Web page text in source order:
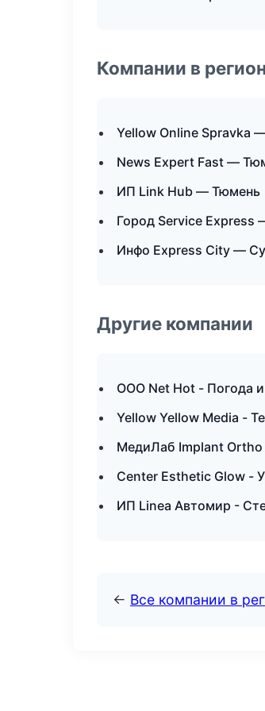
Компании в
Yellow Online Spravka
News Expert Fast —
ИП Link Hub — Тюмень
Город Service Express
Инфо Express City —
Другие компании
ООО Net Hot - Погода
Yellow Yellow Media -
МедиЛаб Implant
Center Esthetic Glow -
ИП Linea Автомир -
← Все компании в